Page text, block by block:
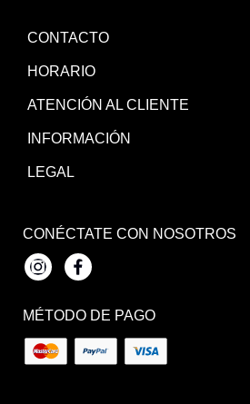
CONTACTO
HORARIO
ATENCIÓN AL CLIENTE
INFORMACIÓN
LEGAL
CONÉCTATE CON NOSOTROS
InstagramFacebook
MÉTODO DE PAGO